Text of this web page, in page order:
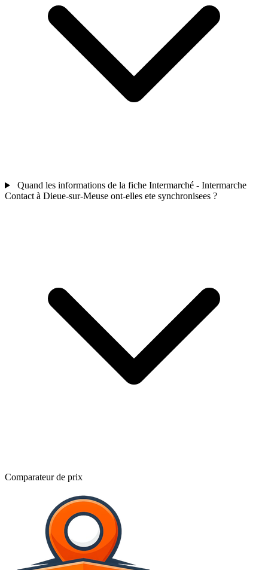
Quand les informations de la fiche Intermarché - Intermarche
Contact à Dieue-sur-Meuse ont-elles ete synchronisees ?
Comparateur de prix